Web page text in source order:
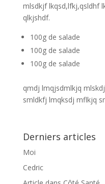
mlsdkjf lkqsd,lfkj,qsldhf
qlkjshdf.
100g de salade
100g de salade
100g de salade
qmdj lmqjsdmlkjq
smldkfj lmqksdj mflkjq
Derniers articles
Moi
Cedric